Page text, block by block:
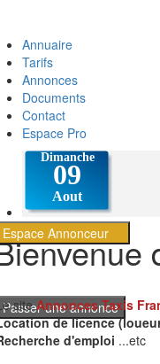
Annuaire
Tarifs
Annonces
Documents
Contact
Espace Pro
Passer une annonce
Espace Annonceur
siteAnnonces Taxis
de licence
d'emploi ...etc